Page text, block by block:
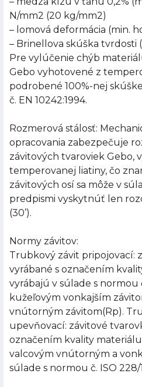
N/mm2 (20 kg/mm2)
– lomová deformácia (min.
– Brinellova skúška tvrdosti
Pre vylúčenie chýb
Gebo vyhotovené z
podrobené 100%-nej
č. EN 10242:1994.
Rozmerová stálosť:
opracovania zabezpečuje
závitových tvaroviek Gebo,
temperovanej liatiny, čo
závitových osí sa môže v
predpismi vyskytnúť len
(30’).
Normy závitov:
Trubkový závit pripojovací:
vyrábané s označením
vyrábajú v súlade s normou
kužeľovým vonkajším
vnútorným závitom(Rp).
upevňovací: závitové
označením kvality materiálu
valcovým vnútorným a
súlade s normou č. ISO 228/